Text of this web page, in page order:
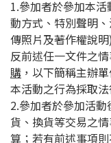
1.參加者於參加本
動方式、特別聲明
傳照片及著作權說
反前述任一文件之
購 ，以下簡稱主辦
本活動之行為採取法
2.參加者於參加活
貨、換貨等交易之
算；若有前述事項